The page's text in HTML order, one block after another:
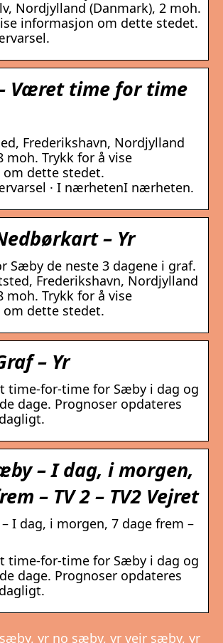
Nordjylland (Danmark), 2 moh.
informasjon om dette stedet.
Været time for time
Frederikshavn, Nordjylland
moh. Trykk for å vise
dette stedet.
· I nærhetenI nærheten.
– Yr
Sæby de neste 3 dagene i graf.
Frederikshavn, Nordjylland
moh. Trykk for å vise
dette stedet.
– Yr
time-for-time for Sæby i dag og
dage. Prognoser opdateres
– I dag, i morgen,
– TV 2 – TV2 Vejret
I dag, i morgen, 7 dage frem –
time-for-time for Sæby i dag og
dage. Prognoser opdateres
yr no sæby, yr vejr sæby, yr